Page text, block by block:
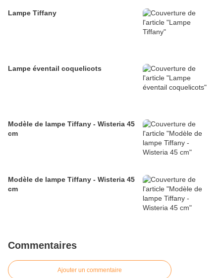
Lampe Tiffany
Lampe éventail coquelicots
Modèle de lampe Tiffany - Wisteria 45
cm
Modèle de lampe Tiffany - Wisteria 45
cm
Commentaires
Ajouter un commentaire